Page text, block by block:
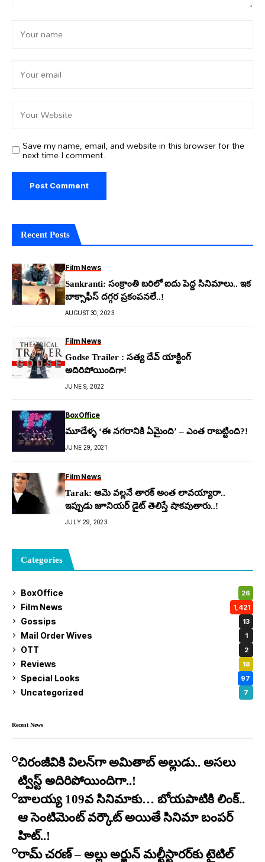
Save my name, email, and website in this browser for the
next time I comment.
Recent Posts
Film News
Sankranti: సంక్రాంతి బ‌రిలో ఐదు పెద్ద సినిమాలు.. ఇక
బాక్సాఫీస్ ద‌గ్గర ప్ర‌కంప‌న‌లే..!
AUGUST 30, 2023
Film News
Godse Trailer : సత్య దేవ్ యాక్టింగ్
అదిరిపోయిందిగా!
JUNE 9, 2022
BoxOffice
మూడేళ్ళ ‘ఈ నగరానికి ఏమైంది’ – ఎంత రాబట్టింది?!
JUNE 29, 2021
Film News
Tarak: ఆమె వ‌ల్ల‌నే తార‌క్ అంత లావయ్యారా..
ఇప్పుడు జూనియర్ డైట్ తెలిస్తే షాక‌వుతారు..!
JULY 29, 2023
Categories
BoxOffice 26
Film News 1,421
Gossips 13
Mail Order Wives 1
OTT 2
Reviews 18
Special Looks 97
Uncategorized 7
Recent News
చిరంజీవికి విలన్‌గా అమితాబ్ అల్లుడు.. అసలు
ట్విస్ట్ అదిరిపోయిందిగా..!
బాలయ్య 109వ సినిమాకు… బోయపాటికి లింక్..
ఆ సెంటిమెంట్ వర్కౌట్ అయితే సినిమా బంపర్
హిట్..!
రామ్ చరణ్ – అల్లు అర్జున్ మల్టీస్టారర్​కు టైటిల్